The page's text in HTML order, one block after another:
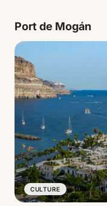
Port de Mogán
CULTURE